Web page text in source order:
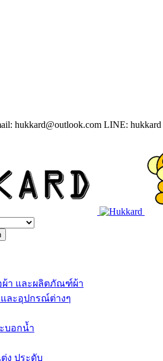
hukkard@outlook.com LINE: hukkard
ผ้า และผลิตภัณฑ์ผ้า
และอุปกรณ์ต่างๆ
บอกน้ำ
ง ประดับ